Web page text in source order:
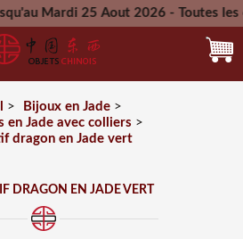
25 Aout 2026 - Toutes les
26 Aout 2026
> Bijoux en Jade >
en Jade avec colliers >
dragon en Jade vert
DRAGON EN JADE VERT